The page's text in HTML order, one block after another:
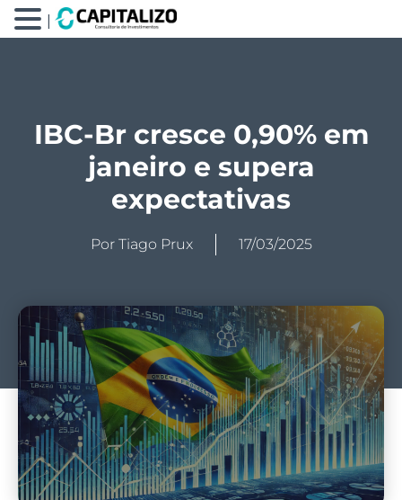
IBC-Br cresce 0,90% em
janeiro e supera
expectativas
Por Tiago Prux 17/03/2025